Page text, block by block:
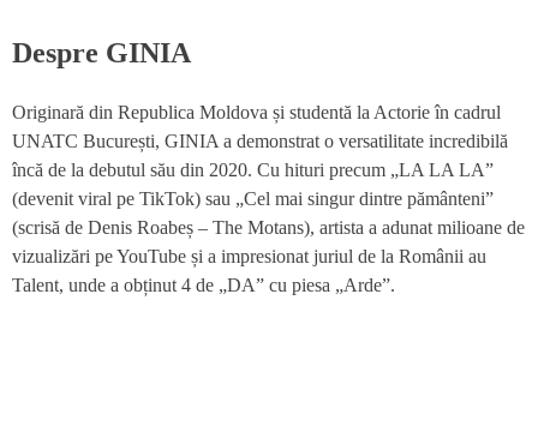
Despre GINIA
Originară din Republica Moldova și studentă la Actorie în cadrul
UNATC București, GINIA a demonstrat o versatilitate incredibilă
încă de la debutul său din 2020. Cu hituri precum „LA LA LA”
(devenit viral pe TikTok) sau „Cel mai singur dintre pământeni”
(scrisă de Denis Roabeș – The Motans), artista a adunat milioane de
vizualizări pe YouTube și a impresionat juriul de la Românii au
Talent, unde a obținut 4 de „DA” cu piesa „Arde”.